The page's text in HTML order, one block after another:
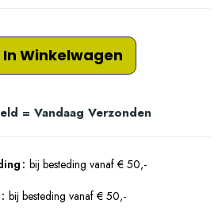
In Winkelwagen
= Vandaag Verzonden
bij besteding vanaf € 50,-
bij besteding vanaf € 50,-